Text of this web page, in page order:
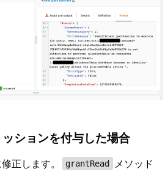
ションを付与した場合
正します。 grantRead
メソッド